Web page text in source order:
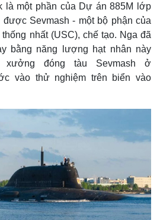
là một phần của Dự án 885M lớp
được Sevmash - một bộ phận của
nhất (USC), chế tạo. Nga đã
bằng năng lượng hạt nhân này
xưởng đóng tàu Sevmash ở
vào thử nghiệm trên biển vào